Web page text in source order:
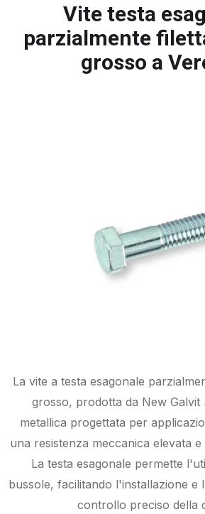
Vite testa
parzialmente
grosso a
La vite a testa esagonale
grosso, prodotta da New Galvit
metallica progettata per
una resistenza meccanica elevata
La testa esagonale permette
bussole, facilitando l'installazione e
controllo preciso della